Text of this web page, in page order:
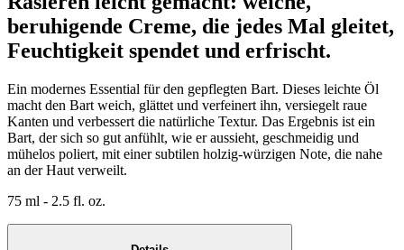
beruhigende Creme, die jedes Mal gleitet,
Feuchtigkeit spendet und erfrischt.
Ein modernes Essential für den gepflegten Bart. Dieses leichte Öl
macht den Bart weich, glättet und verfeinert ihn, versiegelt raue
Kanten und verbessert die natürliche Textur. Das Ergebnis ist ein
Bart, der sich so gut anfühlt, wie er aussieht, geschmeidig und
mühelos poliert, mit einer subtilen holzig-würzigen Note, die nahe
an der Haut verweilt.
75 ml - 2.5 fl. oz.